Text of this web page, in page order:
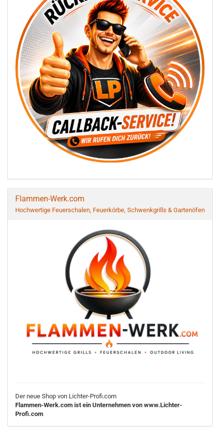
Flammen-Werk.com
Hochwertige Feuerschalen, Feuerkörbe, Schwenkgrills & Gartenöfen
Der neue Shop von Lichter-Profi.com
Flammen-Werk.com ist ein Unternehmen von www.Lichter-
Profi.com